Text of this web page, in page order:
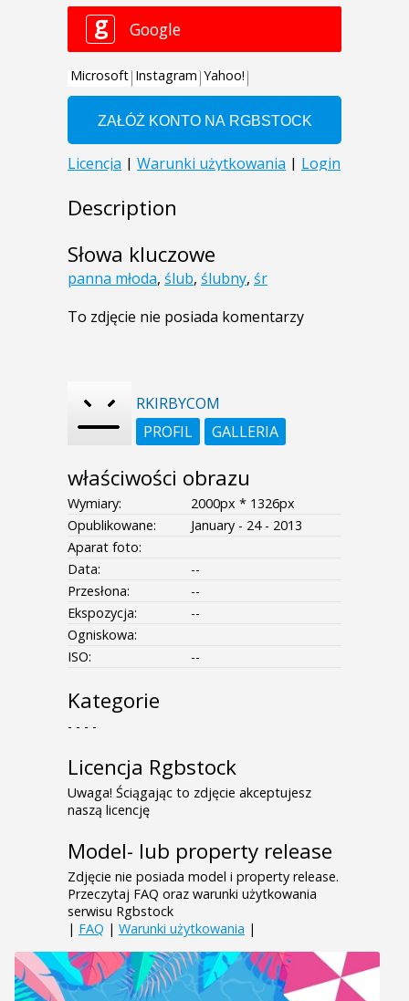
Description
Słowa kluczowe
panna młoda, ślub, ślubny, śr
To zdjęcie nie posiada komentarzy
RKIRBYCOM
PROFIL
GALLERIA
właściwości obrazu
Wymiary:
2000px * 1326px
Opublikowane:
January - 24 - 2013
Aparat foto:
Data:
--
Przesłona:
--
Ekspozycja:
--
Ogniskowa:
ISO:
--
Kategorie
- - - -
Licencja Rgbstock
Uwaga! Ściągając to zdjęcie akceptujesz
naszą licencję
Model- lub property release
Zdjęcie nie posiada model i property release.
Przeczytaj FAQ oraz warunki użytkowania
serwisu Rgbstock
| FAQ | Warunki użytkowania |